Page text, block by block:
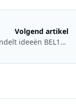
Volgend artikel
Radio 1 bundelt ideeën BEL10 in digitaal boek